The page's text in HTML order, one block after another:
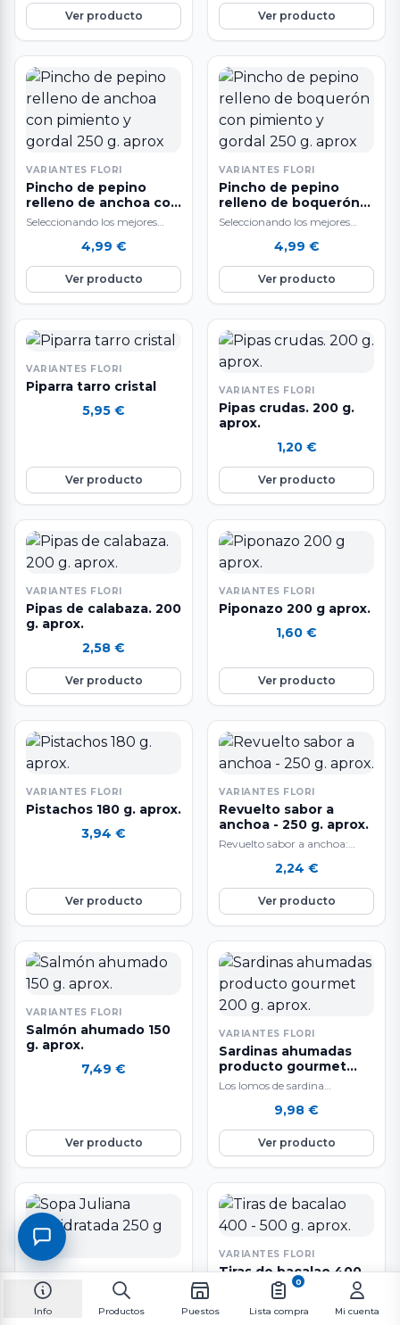
Ver producto Ver producto
VARIANTES FLORI
Pincho de pepino
relleno de anchoa con
pimiento y gordal 250
Seleccionando los mejores
sistema de elaboración diaria
que hacen que nuestros…
4,99 €
Ver producto
VARIANTES FLORI
Pincho de pepino
relleno de boquerón
con pimiento y gordal
Seleccionando los mejores
sistema de elaboración diaria
que hacen que nuestros…
4,99 €
Ver producto
VARIANTES FLORI
Piparra tarro cristal
5,95 €
Ver producto
VARIANTES FLORI
Pipas crudas. 200 g.
aprox.
1,20 €
Ver producto
VARIANTES FLORI
Pipas de calabaza. 200
g. aprox.
2,58 €
Ver producto
VARIANTES FLORI
Piponazo 200 g aprox.
1,60 €
Ver producto
VARIANTES FLORI
Pistachos 180 g. aprox.
3,94 €
Ver producto
VARIANTES FLORI
Revuelto sabor a
anchoa - 250 g. aprox.
Revuelto sabor a anchoa:
2,24 €
Ver producto
VARIANTES FLORI
Salmón ahumado 150
g. aprox.
7,49 €
Ver producto
VARIANTES FLORI
Sardinas ahumadas
producto gourmet
200 g. aprox.
Los lomos de sardina
bien con vinos jóvenes blancos
y rosados. Están…
9,98 €
Ver producto
VARIANTES FLORI
Sopa Juliana
deshidratada 250 g
VARIANTES FLORI
Tiras de bacalao 400 -
500 g. aprox.
Bacalao (Gadus Morhua)
Info Productos Puestos
0
Lista compra Mi cuenta